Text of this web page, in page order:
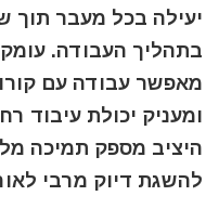
יעילה בכל מעבר תוך
מאפשר עבודה עם
ומעניק יכולת עיבוד
היציב מספק תמיכה
להשגת דיוק מרבי